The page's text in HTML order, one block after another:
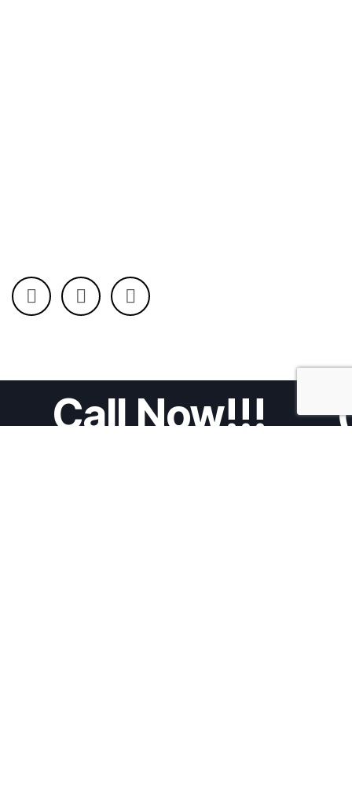
Call Now!!!